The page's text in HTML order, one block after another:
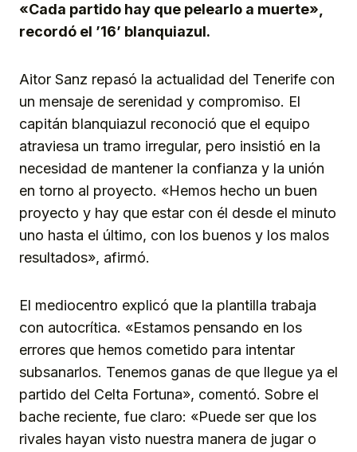
«Cada partido hay que pelearlo a muerte»,
recordó el ’16’ blanquiazul.
Aitor Sanz repasó la actualidad del Tenerife con
un mensaje de serenidad y compromiso. El
capitán blanquiazul reconoció que el equipo
atraviesa un tramo irregular, pero insistió en la
necesidad de mantener la confianza y la unión
en torno al proyecto. «Hemos hecho un buen
proyecto y hay que estar con él desde el minuto
uno hasta el último, con los buenos y los malos
resultados», afirmó.
El mediocentro explicó que la plantilla trabaja
con autocrítica. «Estamos pensando en los
errores que hemos cometido para intentar
subsanarlos. Tenemos ganas de que llegue ya el
partido del Celta Fortuna», comentó. Sobre el
bache reciente, fue claro: «Puede ser que los
rivales hayan visto nuestra manera de jugar o